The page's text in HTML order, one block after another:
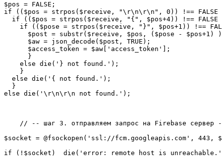
$pos = FALSE;
if (($pos = strpos($receive, "\r\n\r\n", 0)) !==
if (($pos = strpos($receive, "{", $pos+4)) !== FALSE
if (($pose = strpos($receive, "}", $pos+1)) !==
$post = substr($receive, $pos, ($pose - $pos+1)
      $aw = json_decode($post, TRUE);
      $access_token = $aw['access_token'];
      }
    else die('} not found.');
    }
  else die('{ not found.');
  }
else die('\r\n\r\n not found.');
// -- шаг 3. отправляем запрос на Firebase сервер
$socket = @fsockopen('ssl://fcm.googleapis.com',
if (!$socket)  die('error: remote host is